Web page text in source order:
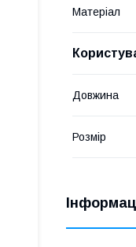
Матеріал
Довжина
Розмір